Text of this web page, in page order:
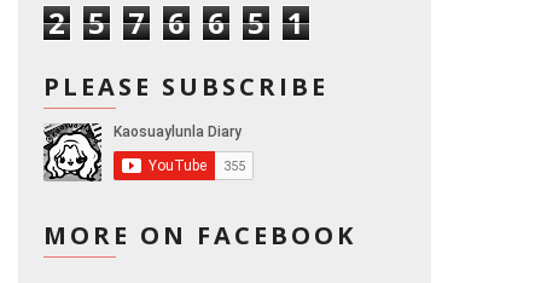
2 5 7 6 6 5 1
PLEASE SUBSCRIBE
MORE ON FACEBOOK